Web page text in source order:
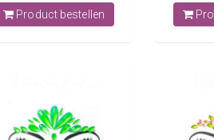
Product bestellen